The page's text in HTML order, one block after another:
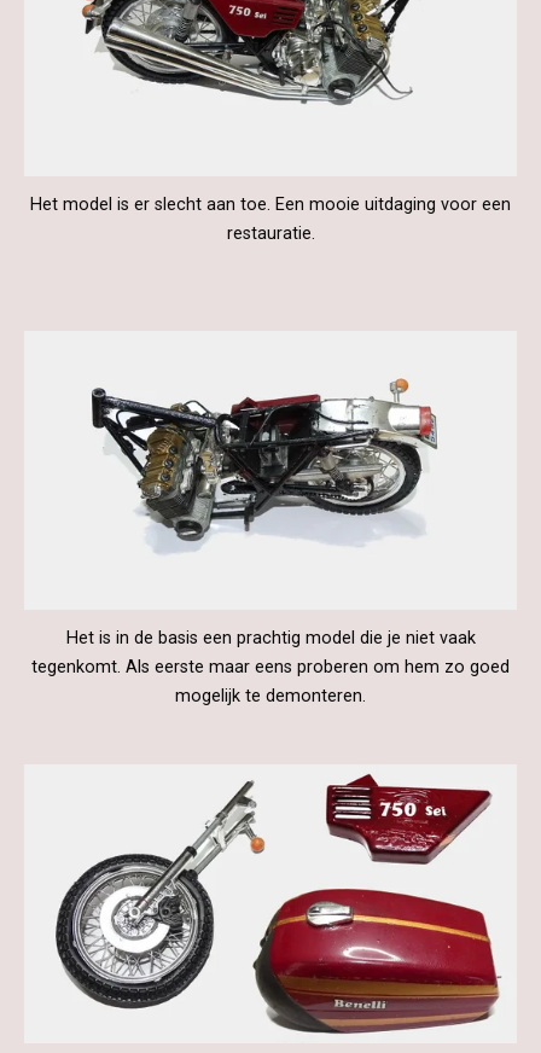
Het model is er slecht aan toe. Een mooie uitdaging voor een
restauratie.
Het is in de basis een prachtig model die je niet vaak
tegenkomt. Als eerste maar eens proberen om hem zo goed
mogelijk te demonteren.